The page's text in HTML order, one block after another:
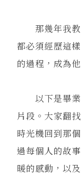
那幾年我教
都必須經歷這
的過程，成為
以下是畢業
片段。大家翻
時光機回到那
過每個人的故
暖的感動，以